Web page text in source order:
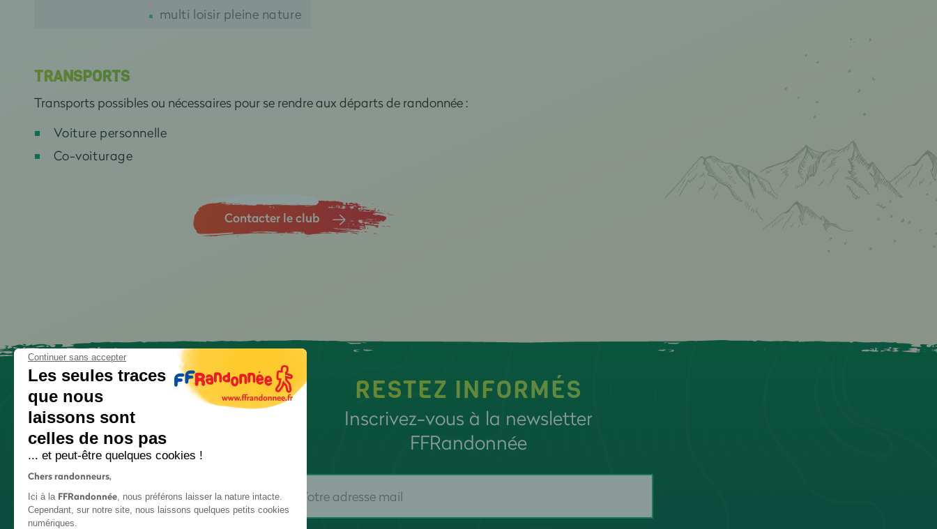
multi loisir pleine nature
TRANSPORTS
Transports possibles ou nécessaires pour se rendre aux départs de randonnée :
Voiture personnelle
Co-voiturage
Contacter le club
RESTEZ INFORMÉS
Inscrivez-vous à la newsletter
FFRandonnée
Continuer sans accepter
Les seules traces
que nous
laissons sont
celles de nos pas
... et peut-être quelques cookies !
Chers randonneurs,
Ici à la FFRandonnée, nous préférons laisser la nature intacte.
Cependant, sur notre site, nous laissons quelques petits cookies
numériques.